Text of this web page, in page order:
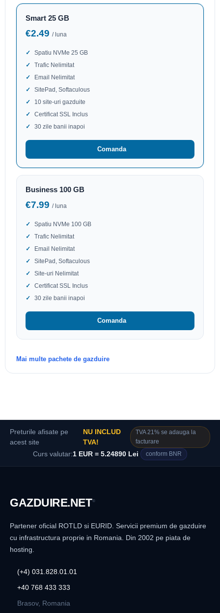
Smart 25 GB
€2.49 / luna
Spatiu NVMe 25 GB
Trafic Nelimitat
Email Nelimitat
SitePad, Softaculous
10 site-uri gazduite
Certificat SSL Inclus
30 zile banii inapoi
Comanda
Business 100 GB
€7.99 / luna
Spatiu NVMe 100 GB
Trafic Nelimitat
Email Nelimitat
SitePad, Softaculous
Site-uri Nelimitat
Certificat SSL Inclus
30 zile banii inapoi
Comanda
Mai multe pachete de gazduire
Preturile afisate pe
acest site
NU INCLUD
TVA!
TVA 21% se adauga la
facturare
Curs valutar:1 EUR = 5.24890 Lei conform BNR
GAZDUIRE.NET®
Partener oficial ROTLD si EURID. Servicii premium de gazduire
cu infrastructura proprie in Romania. Din 2002 pe piata de
hosting.
(+4) 031.828.01.01
+40 768 433 333
Brasov, Romania